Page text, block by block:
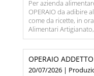
Per azienda
OPERAIO da adibire
come da ricette, in
Alimentari
OPERAIO
20/07/2026 |